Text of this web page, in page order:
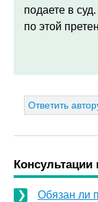
подаете в
по этой
Ответить
Консультации
Обязан ли